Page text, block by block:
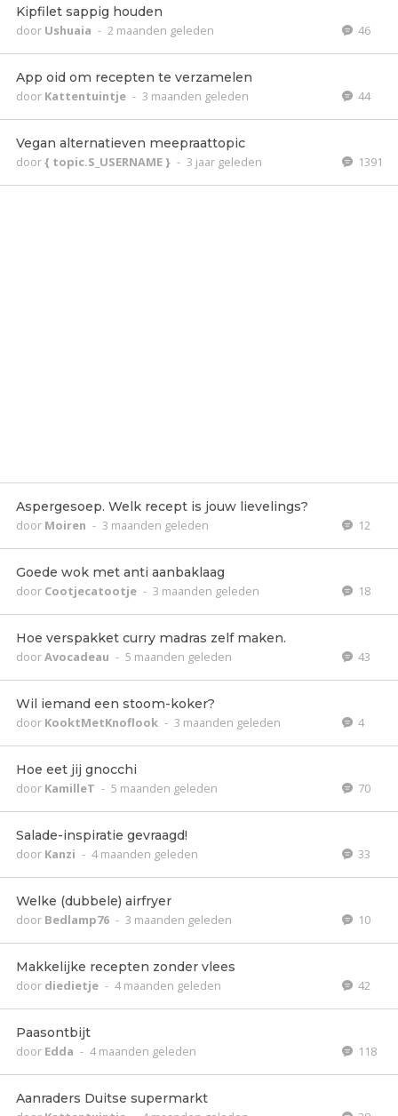
Kipfilet sappig houden
door Ushuaia - 2 maanden geleden 46
App oid om recepten te verzamelen
door Kattentuintje - 3 maanden geleden 44
Vegan alternatieven meepraattopic
door{ topic.S_USERNAME } - 3 jaar geleden 1391
Aspergesoep. Welk recept is jouw lievelings?
door Moiren - 3 maanden geleden 12
Goede wok met anti aanbaklaag
door Cootjecatootje - 3 maanden geleden 18
Hoe verspakket curry madras zelf maken.
doorAvocadeau - 5 maanden geleden 43
Wil iemand een stoom-koker?
door KooktMetKnoflook - 3 maanden geleden 4
Hoe eet jij gnocchi
door KamilleT - 5 maanden geleden 70
Salade-inspiratie gevraagd!
door Kanzi - 4 maanden geleden 33
Welke (dubbele) airfryer
door Bedlamp76 - 3 maanden geleden 10
Makkelijke recepten zonder vlees
door diedietje - 4 maanden geleden 42
Paasontbijt
door Edda - 4 maanden geleden 118
Aanraders Duitse supermarkt